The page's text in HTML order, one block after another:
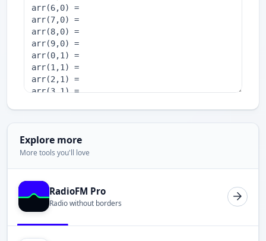
Explore more
More tools you'll love
RadioFM Pro
Radio without borders